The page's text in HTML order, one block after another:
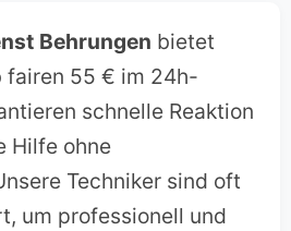
Behrungen bietet
fairen 55 € im 24h-
schnelle Reaktion
Hilfe ohne
Techniker sind oft
um professionell und